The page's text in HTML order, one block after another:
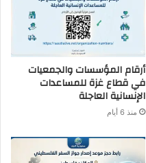
أرقام المؤسسات والجمعيات
في قطاع غزة للمساعدات
الإنسانية العاجلة
منذ 6 أيام